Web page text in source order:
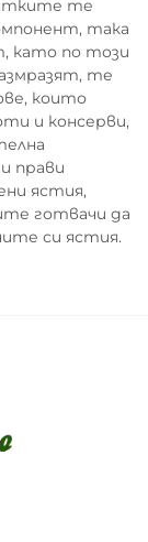
те
така
като по този
те
които
и консерви,
прави
ястия,
готвачи да
си ястия.